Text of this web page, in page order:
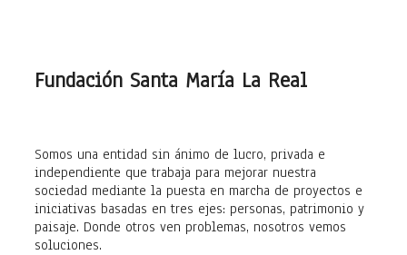
Fundación Santa María La Real
Somos una entidad sin ánimo de lucro, privada e
independiente que trabaja para mejorar nuestra
sociedad mediante la puesta en marcha de proyectos e
iniciativas basadas en tres ejes: personas, patrimonio y
paisaje. Donde otros ven problemas, nosotros vemos
soluciones.